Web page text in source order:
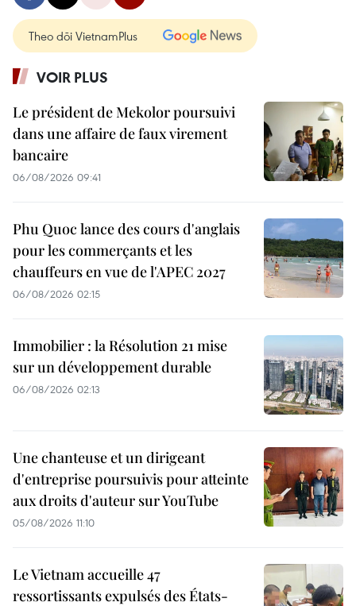
Theo dõi VietnamPlus
VOIR PLUS
Le président de Mekolor poursuivi
dans une affaire de faux virement
bancaire
06/08/2026 09:41
Phu Quoc lance des cours d'anglais
pour les commerçants et les
chauffeurs en vue de l'APEC 2027
06/08/2026 02:15
Immobilier : la Résolution 21 mise
sur un développement durable
06/08/2026 02:13
Une chanteuse et un dirigeant
d'entreprise poursuivis pour atteinte
aux droits d'auteur sur YouTube
05/08/2026 11:10
Le Vietnam accueille 47
ressortissants expulsés des États-